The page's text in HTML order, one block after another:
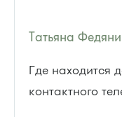
Татьяна
Где находится
контактного